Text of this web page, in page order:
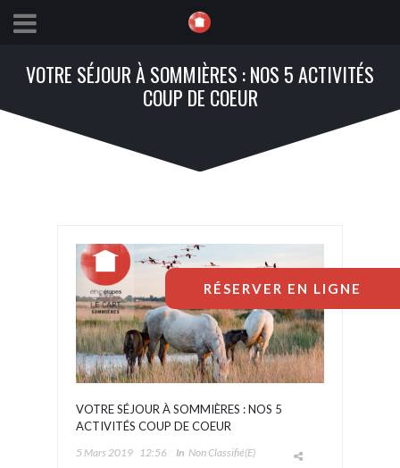
VOTRE SÉJOUR À SOMMIÈRES : NOS 5 ACTIVITÉS
COUP DE COEUR
VOTRE SÉJOUR À SOMMIÈRES : NOS 5
ACTIVITÉS COUP DE COEUR
5 Mars 2019 12:56 In Non Classifié(e)
RÉSERVER EN LIGNE